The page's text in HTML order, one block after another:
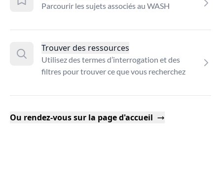
Parcourir les sujets associés au WASH
Trouver des ressources
Utilisez des termes d’interrogation et des
filtres pour trouver ce que vous recherchez
Ou rendez-vous sur la page d'accueil